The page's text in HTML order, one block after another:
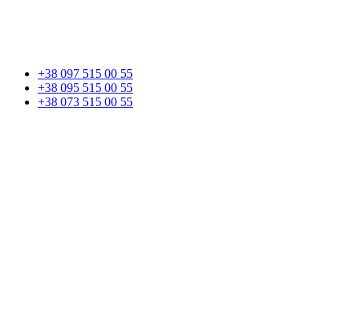
+38 097 515 00 55
+38 095 515 00 55
+38 073 515 00 55